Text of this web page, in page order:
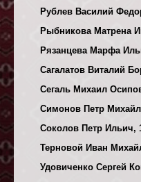
Рублев Василий
Рыбникова Матрена
Рязанцева Марфа
Сагалатов Виталий
Сегаль Михаил
Симонов Петр
Соколов Петр Ильич,
Терновой Иван
Удовиченко Сергей